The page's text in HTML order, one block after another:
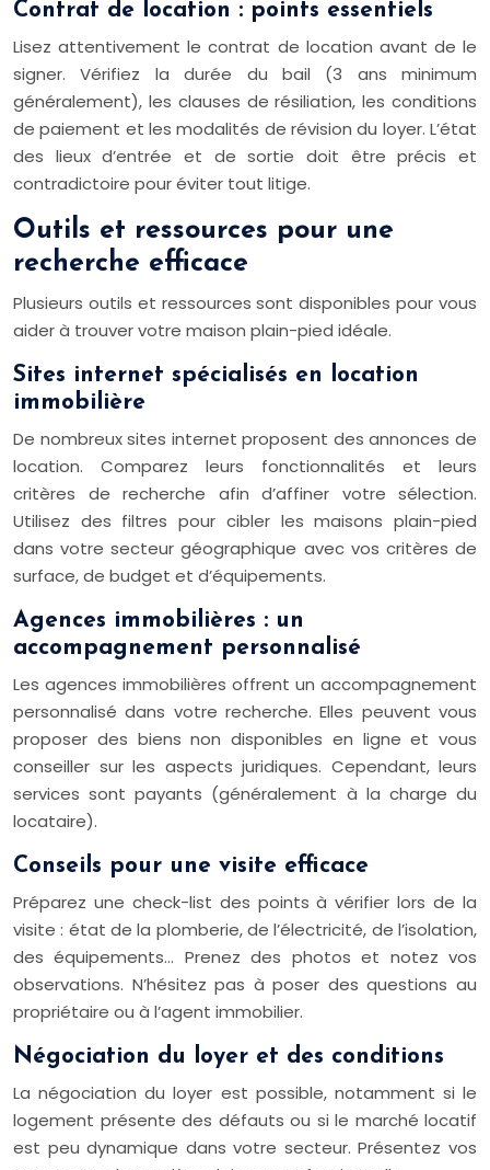
Contrat de location : points essentiels
Lisez attentivement le contrat de location avant de le
signer. Vérifiez la durée du bail (3 ans minimum
généralement), les clauses de résiliation, les conditions
de paiement et les modalités de révision du loyer. L’état
des lieux d’entrée et de sortie doit être précis et
contradictoire pour éviter tout litige.
Outils et ressources pour une
recherche efficace
Plusieurs outils et ressources sont disponibles pour vous
aider à trouver votre maison plain-pied idéale.
Sites internet spécialisés en location
immobilière
De nombreux sites internet proposent des annonces de
location. Comparez leurs fonctionnalités et leurs
critères de recherche afin d’affiner votre sélection.
Utilisez des filtres pour cibler les maisons plain-pied
dans votre secteur géographique avec vos critères de
surface, de budget et d’équipements.
Agences immobilières : un
accompagnement personnalisé
Les agences immobilières offrent un accompagnement
personnalisé dans votre recherche. Elles peuvent vous
proposer des biens non disponibles en ligne et vous
conseiller sur les aspects juridiques. Cependant, leurs
services sont payants (généralement à la charge du
locataire).
Conseils pour une visite efficace
Préparez une check-list des points à vérifier lors de la
visite : état de la plomberie, de l’électricité, de l’isolation,
des équipements… Prenez des photos et notez vos
observations. N’hésitez pas à poser des questions au
propriétaire ou à l’agent immobilier.
Négociation du loyer et des conditions
La négociation du loyer est possible, notamment si le
logement présente des défauts ou si le marché locatif
est peu dynamique dans votre secteur. Présentez vos